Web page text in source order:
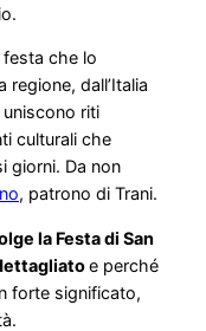
festa che lo
dall’Italia
uniscono riti
culturali che
giorni. Da non
, patrono di Trani.
la Festa di San
e perché
forte significato,